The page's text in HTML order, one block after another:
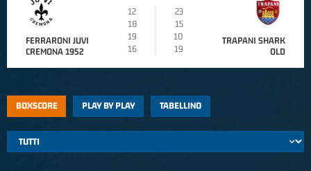
FERRARONI JUVI
CREMONA 1952
12
23
18
15
19
10
16
19
TRAPANI SHARK
OLD
BOXSCORE PLAY BY PLAY TABELLINO